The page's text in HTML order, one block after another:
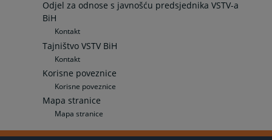
Odjel za odnose s javnošću predsjednika VSTV-a
BiH
Kontakt
Tajništvo VSTV BiH
Kontakt
Korisne poveznice
Korisne poveznice
Mapa stranice
Mapa stranice